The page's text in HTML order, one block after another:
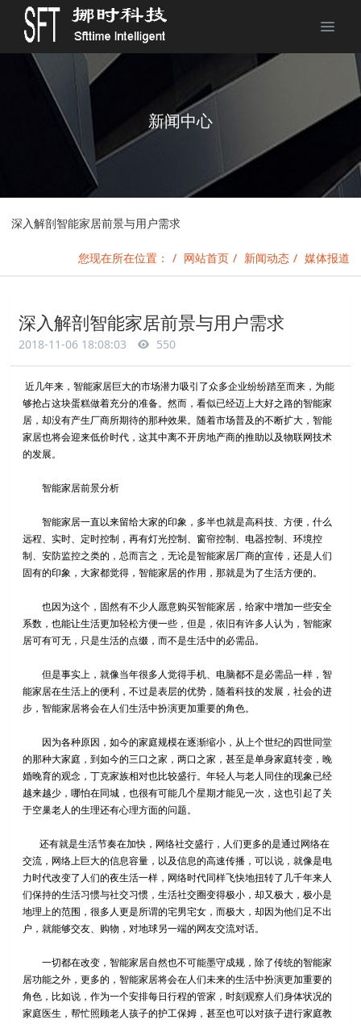
新闻中心
深入解剖智能家居前景与用户需求
您现在所在位置： 网站首页 新闻动态 媒体报道
深入解剖智能家居前景与用户需求
2018-11-06 18:08:03 550
近几年来，智能家居巨大的市场潜力吸引了众多企业纷纷踏至而来，为能
够抢占这块蛋糕做着充分的准备。然而，看似已经迈上大好之路的智能家
居，却没有产生厂商所期待的那种效果。随着市场普及的不断扩大，智能
家居也将会迎来低价时代，这其中离不开房地产商的推助以及物联网技术
的发展。
智能家居前景分析
智能家居一直以来留给大家的印象，多半也就是高科技、方便，什么
远程、实时、定时控制，再有灯光控制、窗帘控制、电器控制、环境控
制、安防监控之类的，总而言之，无论是智能家居厂商的宣传，还是人们
固有的印象，大家都觉得，智能家居的作用，那就是为了生活方便的。
也因为这个，固然有不少人愿意购买智能家居，给家中增加一些安全
系数，也能让生活更加轻松方便一些，但是，依旧有许多人认为，智能家
居可有可无，只是生活的点缀，而不是生活中的必需品。
但是事实上，就像当年很多人觉得手机、电脑都不是必需品一样，智
能家居在生活上的便利，不过是表层的优势，随着科技的发展，社会的进
步，智能家居将会在人们生活中扮演更加重要的角色。
因为各种原因，如今的家庭规模在逐渐缩小，从上个世纪的四世同堂
的那种大家庭，到如今的三口之家，两口之家，甚至是单身家庭转变，晚
婚晚育的观念，丁克家族相对也比较盛行。年轻人与老人同住的现象已经
越来越少，哪怕在同城，也很有可能几个星期才能见一次，这也引起了关
于空巢老人的生理还有心理方面的问题。
还有就是生活节奏在加快，网络社交盛行，人们更多的是通过网络在
交流，网络上巨大的信息容量，以及信息的高速传播，可以说，就像是电
力时代改变了人们的夜生活一样，网络时代同样飞快地扭转了几千年来人
们保持的生活习惯与社交习惯，生活社交圈变得极小，却又极大，极小是
地理上的范围，很多人更是所谓的宅男宅女，而极大，却因为他们足不出
户，就能够交友、购物，对地球另一端的网友交流对话。
一切都在改变，智能家居自然也不可能墨守成规，除了传统的智能家
居功能之外，更多的，智能家居将会在人们未来的生活中扮演更加重要的
角色，比如说，作为一个安排每日行程的管家，时刻观察人们身体状况的
家庭医生，帮忙照顾老人孩子的护工保姆，甚至也可以对孩子进行家庭教